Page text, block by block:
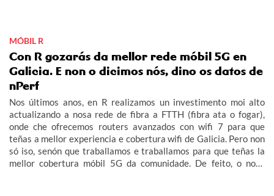
MÓBIL R
Con R gozarás da mellor rede móbil 5G en
Galicia. E non o dicimos nós, dino os datos de
nPerf
Nos últimos anos, en R realizamos un investimento moi alto
actualizando a nosa rede de fibra a FTTH (fibra ata o fogar),
onde che ofrecemos routers avanzados con wifi 7 para que
teñas a mellor experiencia e cobertura wifi de Galicia. Pero non
só iso, senón que traballamos e traballamos para que teñas la
mellor cobertura móbil 5G da comunidade. De feito, o noso